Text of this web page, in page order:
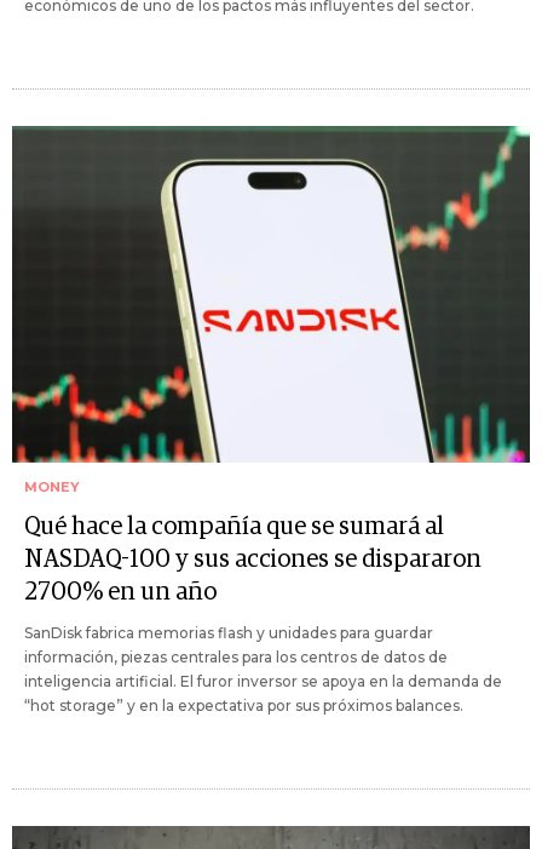
económicos de uno de los pactos más influyentes del sector.
MONEY
Qué hace la compañía que se sumará al
NASDAQ-100 y sus acciones se dispararon
2700% en un año
SanDisk fabrica memorias flash y unidades para guardar
información, piezas centrales para los centros de datos de
inteligencia artificial. El furor inversor se apoya en la demanda de
“hot storage” y en la expectativa por sus próximos balances.